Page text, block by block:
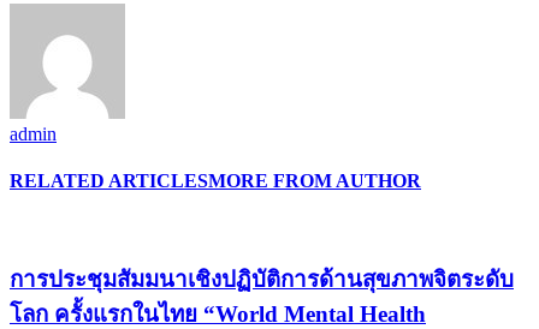
admin
RELATED ARTICLESMORE FROM AUTHOR
การประชุมสัมมนาเชิงปฏิบัติการด้านสุขภาพจิตระดับ
โลก ครั้งแรกในไทย “World Mental Health